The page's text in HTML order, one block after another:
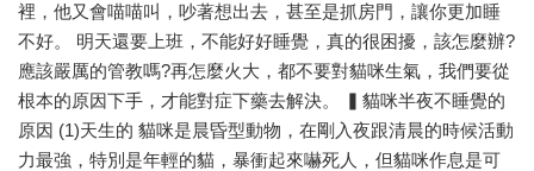
裡，他又會喵喵叫，吵著想出去，甚至是抓房門，讓你更加睡
不好。 明天還要上班，不能好好睡覺，真的很困擾，該怎麼辦?
應該嚴厲的管教嗎?再怎麼火大，都不要對貓咪生氣，我們要從
根本的原因下手，才能對症下藥去解決。 ▍貓咪半夜不睡覺的
原因 (1)天生的 貓咪是晨昏型動物，在剛入夜跟清晨的時候活動
力最強，特別是年輕的貓，暴衝起來嚇死人，但貓咪作息是可